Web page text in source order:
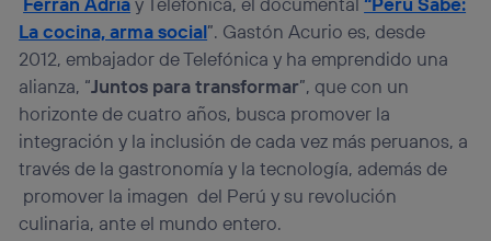
La cocina, arma social”. Gastón Acurio es, desde
2012, embajador de Telefónica y ha emprendido una
alianza, “Juntos para transformar”, que con un
horizonte de cuatro años, busca promover la
integración y la inclusión de cada vez más peruanos, a
través de la gastronomía y la tecnología, además de
promover la imagen del Perú y su revolución
culinaria, ante el mundo entero.